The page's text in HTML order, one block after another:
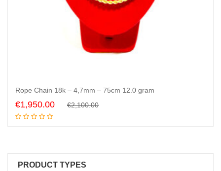
Rope Chain 18k – 4,7mm – 75cm 12.0 gram
€2,100.00Original
€1,950.00
Current
PRODUCT TYPES